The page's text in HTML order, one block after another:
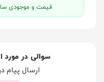
قیمت و موجودی
سوالی در مورد
ارسال پیام